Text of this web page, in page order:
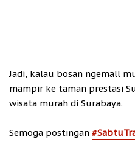
Jadi, kalau bosan ngemall
mampir ke taman prestasi
wisata murah di Surabaya.
Semoga postingan